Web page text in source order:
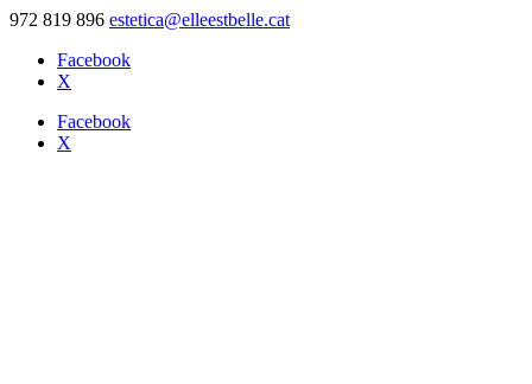
972 819 896 estetica@elleestbelle.cat
Facebook
X
Facebook
X